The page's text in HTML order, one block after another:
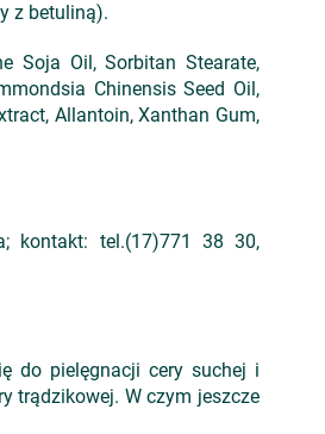
z betuliną).
Soja Oil, Sorbitan Stearate,
Chinensis Seed Oil,
Allantoin, Xanthan Gum,
kontakt: tel.(17)771 38 30,
do pielęgnacji cery suchej i
trądzikowej. W czym jeszcze